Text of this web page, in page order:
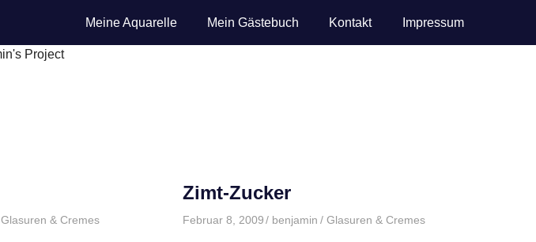
Meine Aquarelle Mein Gästebuch Kontakt Impressum
Glasuren & Cremes
Zimt-Zucker
Februar 8, 2009 benjamin Glasuren & Cremes